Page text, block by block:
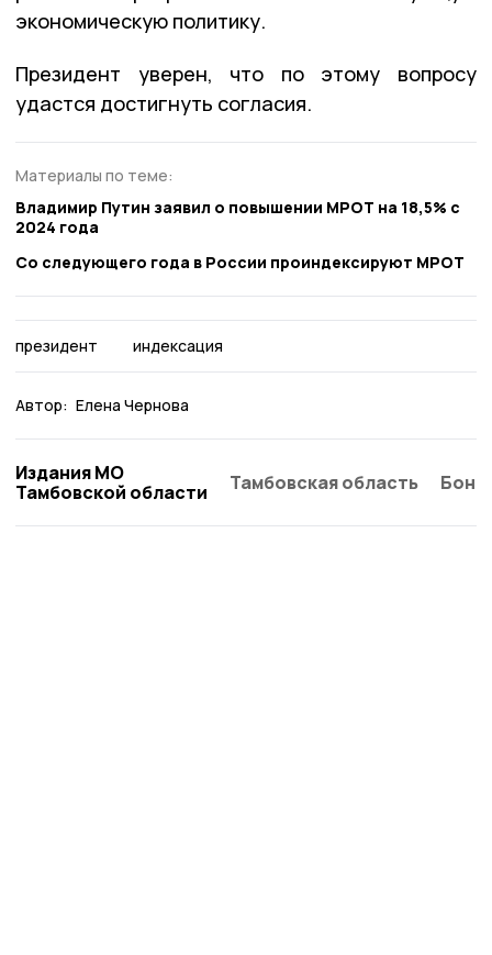
экономическую политику.
Президент уверен, что по этому вопросу
удастся достигнуть согласия.
Материалы по теме:
Владимир Путин заявил о повышении МРОТ на 18,5% с
2024 года
Со следующего года в России проиндексируют МРОТ
президент индексация
Автор: Елена Чернова
Издания МО
Тамбовской области
Тамбовская область